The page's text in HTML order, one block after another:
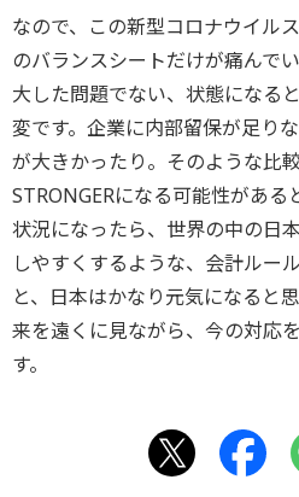
なので、この新型コロナウイル
のバランスシートだけが痛んで
大した問題でない、状態になる
変です。企業に内部留保が足り
が大きかったり。そのような比
STRONGERになる可能性があ
状況になったら、世界の中の日
しやすくするような、会計ルー
と、日本はかなり元気になると
来を遠くに見ながら、今の対応
す。